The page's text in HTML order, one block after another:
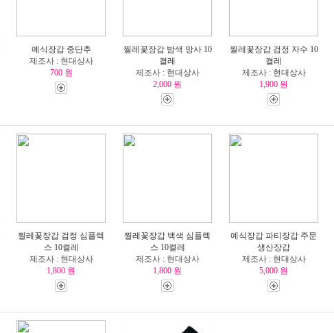
예식장갑 중단추
제조사 : 현대상사
700 원
찔레꽃장갑 밤색 망사 10
켤레
제조사 : 현대상사
2,000 원
찔레꽃장갑 검정 자수 10
켤레
제조사 : 현대상사
1,900 원
찔레꽃장갑 검정 심플렉
스 10켤레
제조사 : 현대상사
1,800 원
찔레꽃장갑 백색 심플렉
스 10켤레
제조사 : 현대상사
1,800 원
예식장갑 파티장갑 주문
생산장갑
제조사 : 현대상사
5,000 원